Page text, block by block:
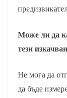
Може ли да
тези
Не мога да
да бъде